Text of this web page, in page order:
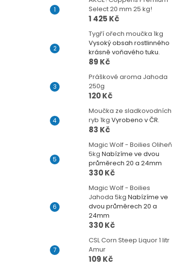
Select 20 mm 25 kg!
1 425 Kč
Tygří ořech moučka 1kg
Vysoký obsah rostlinného
krásně voňavého tuku.
89 Kč
Práškové aroma Jahoda
250g
120 Kč
Moučka ze sladkovodních
ryb 1kg Vyrobeno v ČR.
83 Kč
Magic Wolf - Boilies Oliheň
5kg Nabízíme ve dvou
průměrech 20 a 24mm
330 Kč
Magic Wolf - Boilies
Jahoda 5kg Nabízíme ve
dvou průměrech 20 a
24mm
330 Kč
CSL Corn Steep Liquor 1 litr
Amur
109 Kč